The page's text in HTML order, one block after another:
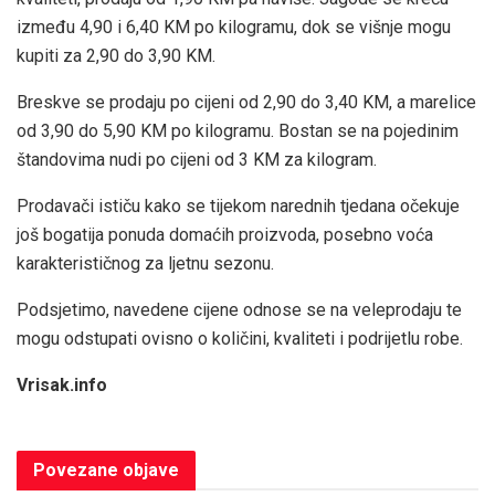
između 4,90 i 6,40 KM po kilogramu, dok se višnje mogu
kupiti za 2,90 do 3,90 KM.
Breskve se prodaju po cijeni od 2,90 do 3,40 KM, a marelice
od 3,90 do 5,90 KM po kilogramu. Bostan se na pojedinim
štandovima nudi po cijeni od 3 KM za kilogram.
Prodavači ističu kako se tijekom narednih tjedana očekuje
još bogatija ponuda domaćih proizvoda, posebno voća
karakterističnog za ljetnu sezonu.
Podsjetimo, navedene cijene odnose se na veleprodaju te
mogu odstupati ovisno o količini, kvaliteti i podrijetlu robe.
Vrisak.info
Povezane objave